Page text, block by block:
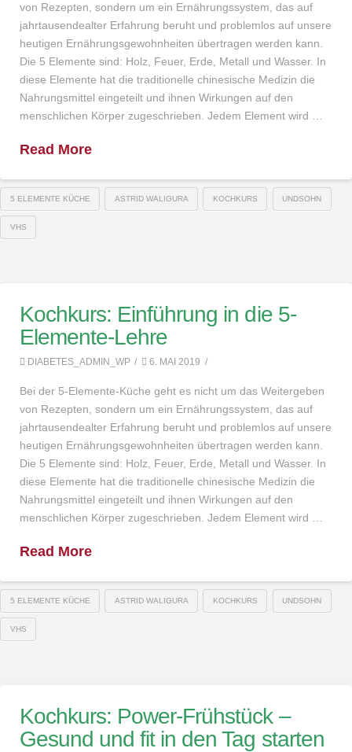
von Rezepten, sondern um ein Ernährungssystem, das auf
jahrtausendealter Erfahrung beruht und problemlos auf unsere
heutigen Ernährungsgewohnheiten übertragen werden kann.
Die 5 Elemente sind: Holz, Feuer, Erde, Metall und Wasser. In
diese Elemente hat die traditionelle chinesische Medizin die
Nahrungsmittel eingeteilt und ihnen Wirkungen auf den
menschlichen Körper zugeschrieben. Jedem Element wird …
Read More
5 ELEMENTE KÜCHE ASTRID WALIGURA KOCHKURS UNDSOHN
VHS
Kochkurs: Einführung in die 5-
Elemente-Lehre
DIABETES_ADMIN_WP 6. MAI 2019
Bei der 5-Elemente-Küche geht es nicht um das Weitergeben
von Rezepten, sondern um ein Ernährungssystem, das auf
jahrtausendealter Erfahrung beruht und problemlos auf unsere
heutigen Ernährungsgewohnheiten übertragen werden kann.
Die 5 Elemente sind: Holz, Feuer, Erde, Metall und Wasser. In
diese Elemente hat die traditionelle chinesische Medizin die
Nahrungsmittel eingeteilt und ihnen Wirkungen auf den
menschlichen Körper zugeschrieben. Jedem Element wird …
Read More
5 ELEMENTE KÜCHE ASTRID WALIGURA KOCHKURS UNDSOHN
VHS
Kochkurs: Power-Frühstück –
Gesund und fit in den Tag starten